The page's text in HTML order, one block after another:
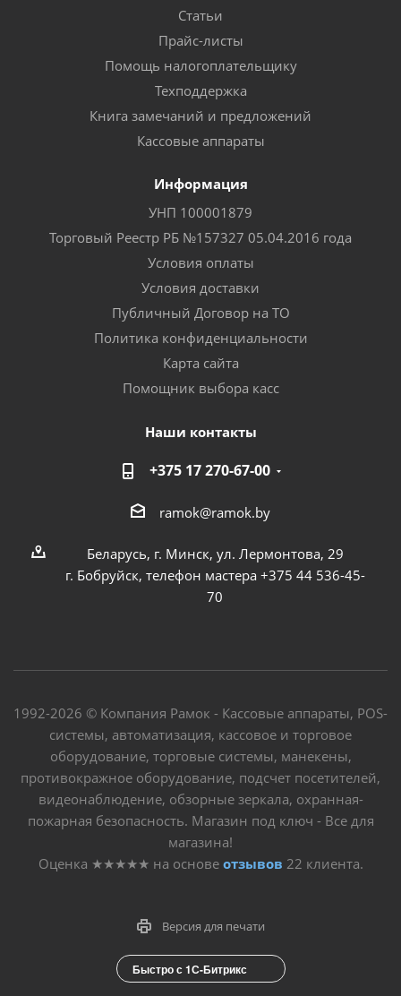
Статьи
Прайс-листы
Помощь налогоплательщику
Техподдержка
Книга замечаний и предложений
Кассовые аппараты
Информация
УНП 100001879
Торговый Реестр РБ №157327 05.04.2016 года
Условия оплаты
Условия доставки
Публичный Договор на ТО
Политика конфиденциальности
Карта сайта
Помощник выбора касс
Наши контакты
+375 17 270-67-00
ramok@ramok.by
Беларусь, г. Минск, ул. Лермонтова, 29
г. Бобруйск, телефон мастера +375 44 536-45-
70
1992-2026 © Компания Рамок - Кассовые аппараты, POS-
системы, автоматизация, кассовое и торговое
оборудование, торговые системы, манекены,
противокражное оборудование, подсчет посетителей,
видеонаблюдение, обзорные зеркала, охранная-
пожарная безопасность. Магазин под ключ - Все для
магазина!
Оценка ★★★★★ на основе отзывов 22 клиента.
Версия для печати
Быстро с 1С-Битрикс